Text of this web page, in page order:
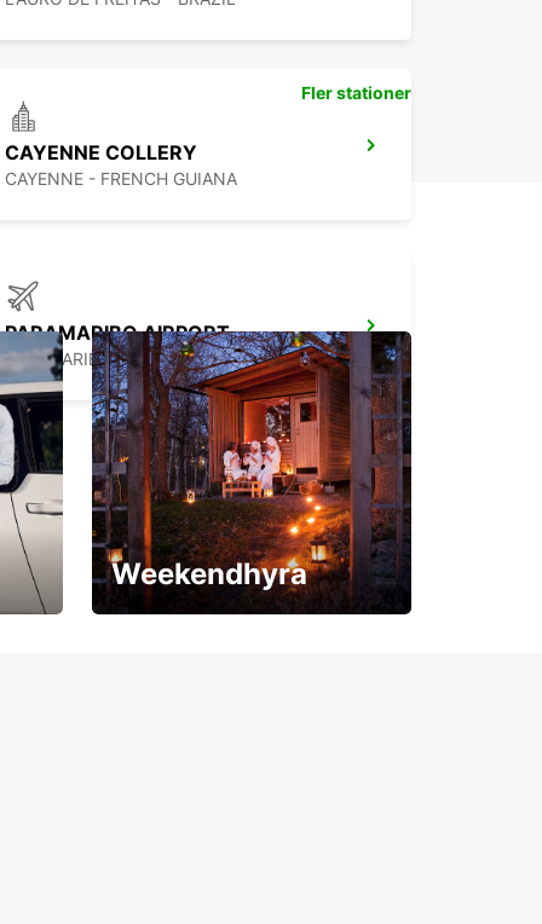
de location inoubliable.
CAYENNE COLLERY
CAYENNE - FRENCH GUIANA
PARAMARIBO AIRPORT
PARAMARIBO - SURINAME
Fler stationer
Weekendhyra